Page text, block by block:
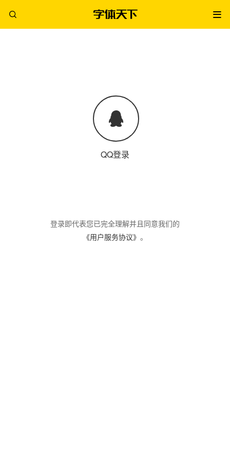
QQ登录
登录即代表您已完全理解并且同意我们的
《用户服务协议》 。